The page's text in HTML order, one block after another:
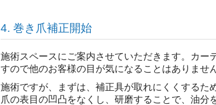
4. 巻き爪補正開始
施術スペースにご案内させていただきます。カー
すので他のお客様の目が気になることはありません
施術ですが、まずは、補正具が取れにくくするた
爪の表目の凹凸をなくし、研磨することで、油分